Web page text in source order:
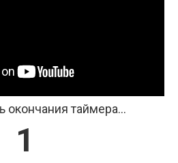
таймера...
1